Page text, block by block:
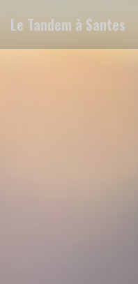
Le Tandem à Santes